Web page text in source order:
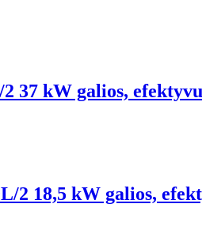
kW galios,
18,5 kW galios,